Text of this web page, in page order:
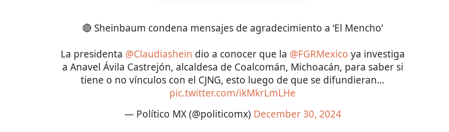
🔴 Sheinbaum condena mensajes de agradecimiento a ‘El Mencho’
La presidenta @Claudiashein dio a conocer que la @FGRMexico ya investiga
a Anavel Ávila Castrejón, alcaldesa de Coalcomán, Michoacán, para saber si
tiene o no vínculos con el CJNG, esto luego de que se difundieran…
pic.twitter.com/ikMkrLmLHe
— Político MX (@politicomx) December 30, 2024